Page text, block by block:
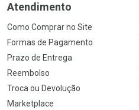
Atendimento
Como Comprar no Site
Formas de Pagamento
Prazo de Entrega
Reembolso
Troca ou Devolução
Marketplace